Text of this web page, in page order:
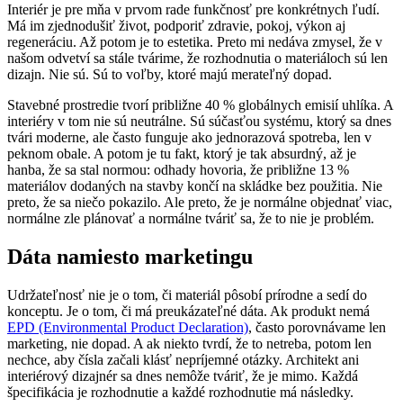
Interiér je pre mňa v prvom rade funkčnosť pre konkrétnych ľudí.
Má im zjednodušiť život, podporiť zdravie, pokoj, výkon aj
regeneráciu. Až potom je to estetika. Preto mi nedáva zmysel, že v
našom odvetví sa stále tvárime, že rozhodnutia o materiáloch sú len
dizajn. Nie sú. Sú to voľby, ktoré majú merateľný dopad.
Stavebné prostredie tvorí približne 40 % globálnych emisií uhlíka. A
interiéry v tom nie sú neutrálne. Sú súčasťou systému, ktorý sa dnes
tvári moderne, ale často funguje ako jednorazová spotreba, len v
peknom obale. A potom je tu fakt, ktorý je tak absurdný, až je
hanba, že sa stal normou: odhady hovoria, že približne 13 %
materiálov dodaných na stavby končí na skládke bez použitia. Nie
preto, že sa niečo pokazilo. Ale preto, že je normálne objednať viac,
normálne zle plánovať a normálne tváriť sa, že to nie je problém.
Dáta namiesto marketingu
Udržateľnosť nie je o tom, či materiál pôsobí prírodne a sedí do
konceptu. Je o tom, či má preukázateľné dáta. Ak produkt nemá
EPD (Environmental Product Declaration), často porovnávame len
marketing, nie dopad. A ak niekto tvrdí, že to netreba, potom len
nechce, aby čísla začali klásť nepríjemné otázky. Architekt ani
interiérový dizajnér sa dnes nemôže tváriť, že je mimo. Každá
špecifikácia je rozhodnutie a každé rozhodnutie má následky.